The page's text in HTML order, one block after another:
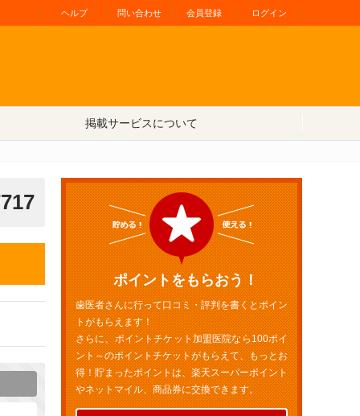
ヘルプ 問い合わせ 会員登録 ログイン
掲載サービスについて
ポイントをもらおう！
歯医者さんに行って口コミ・評判を書くとポイン
トがもらえます！
さらに、ポイントチケット加盟医院なら100ポイ
ント～のポイントチケットがもらえて、もっとお
得！貯まったポイントは、楽天スーパーポイント
やネットマイル、商品券に交換できます。